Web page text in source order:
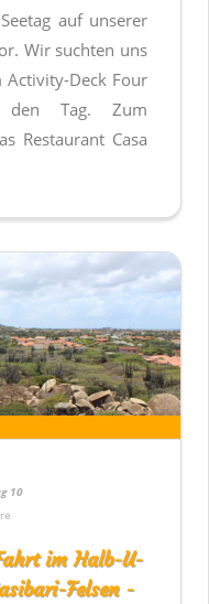
auf unserer
Wir suchten uns
Activity-Deck Four
den Tag. Zum
Restaurant Casa
10
im Halb-U-
Felsen -